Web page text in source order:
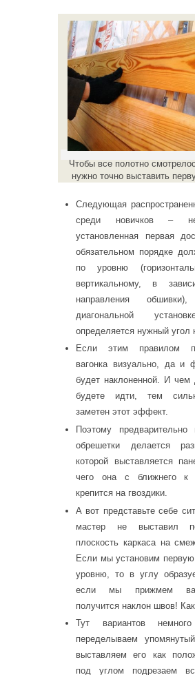
Чтобы все полотно
нужно точно выставить
Следующая
среди новичков –
установленная первая
обязательном порядке
по уровню
вертикальному, в
направления
диагональной
определяется нужный угол
Если этим правилом
вагонка визуально, да и
будет наклоненной. И
будете идти, тем
заметен этот эффект.
Поэтому
обрешетки делается
которой выставляется
чего она с ближнего к
крепится на гвоздики.
А вот представьте себе
мастер не выставил
плоскость каркаса на
Если мы установим
уровню, то в углу
если мы прижмем
получится наклон швов!
Тут вариантов
переделываем
выставляем его как
под углом подрезаем